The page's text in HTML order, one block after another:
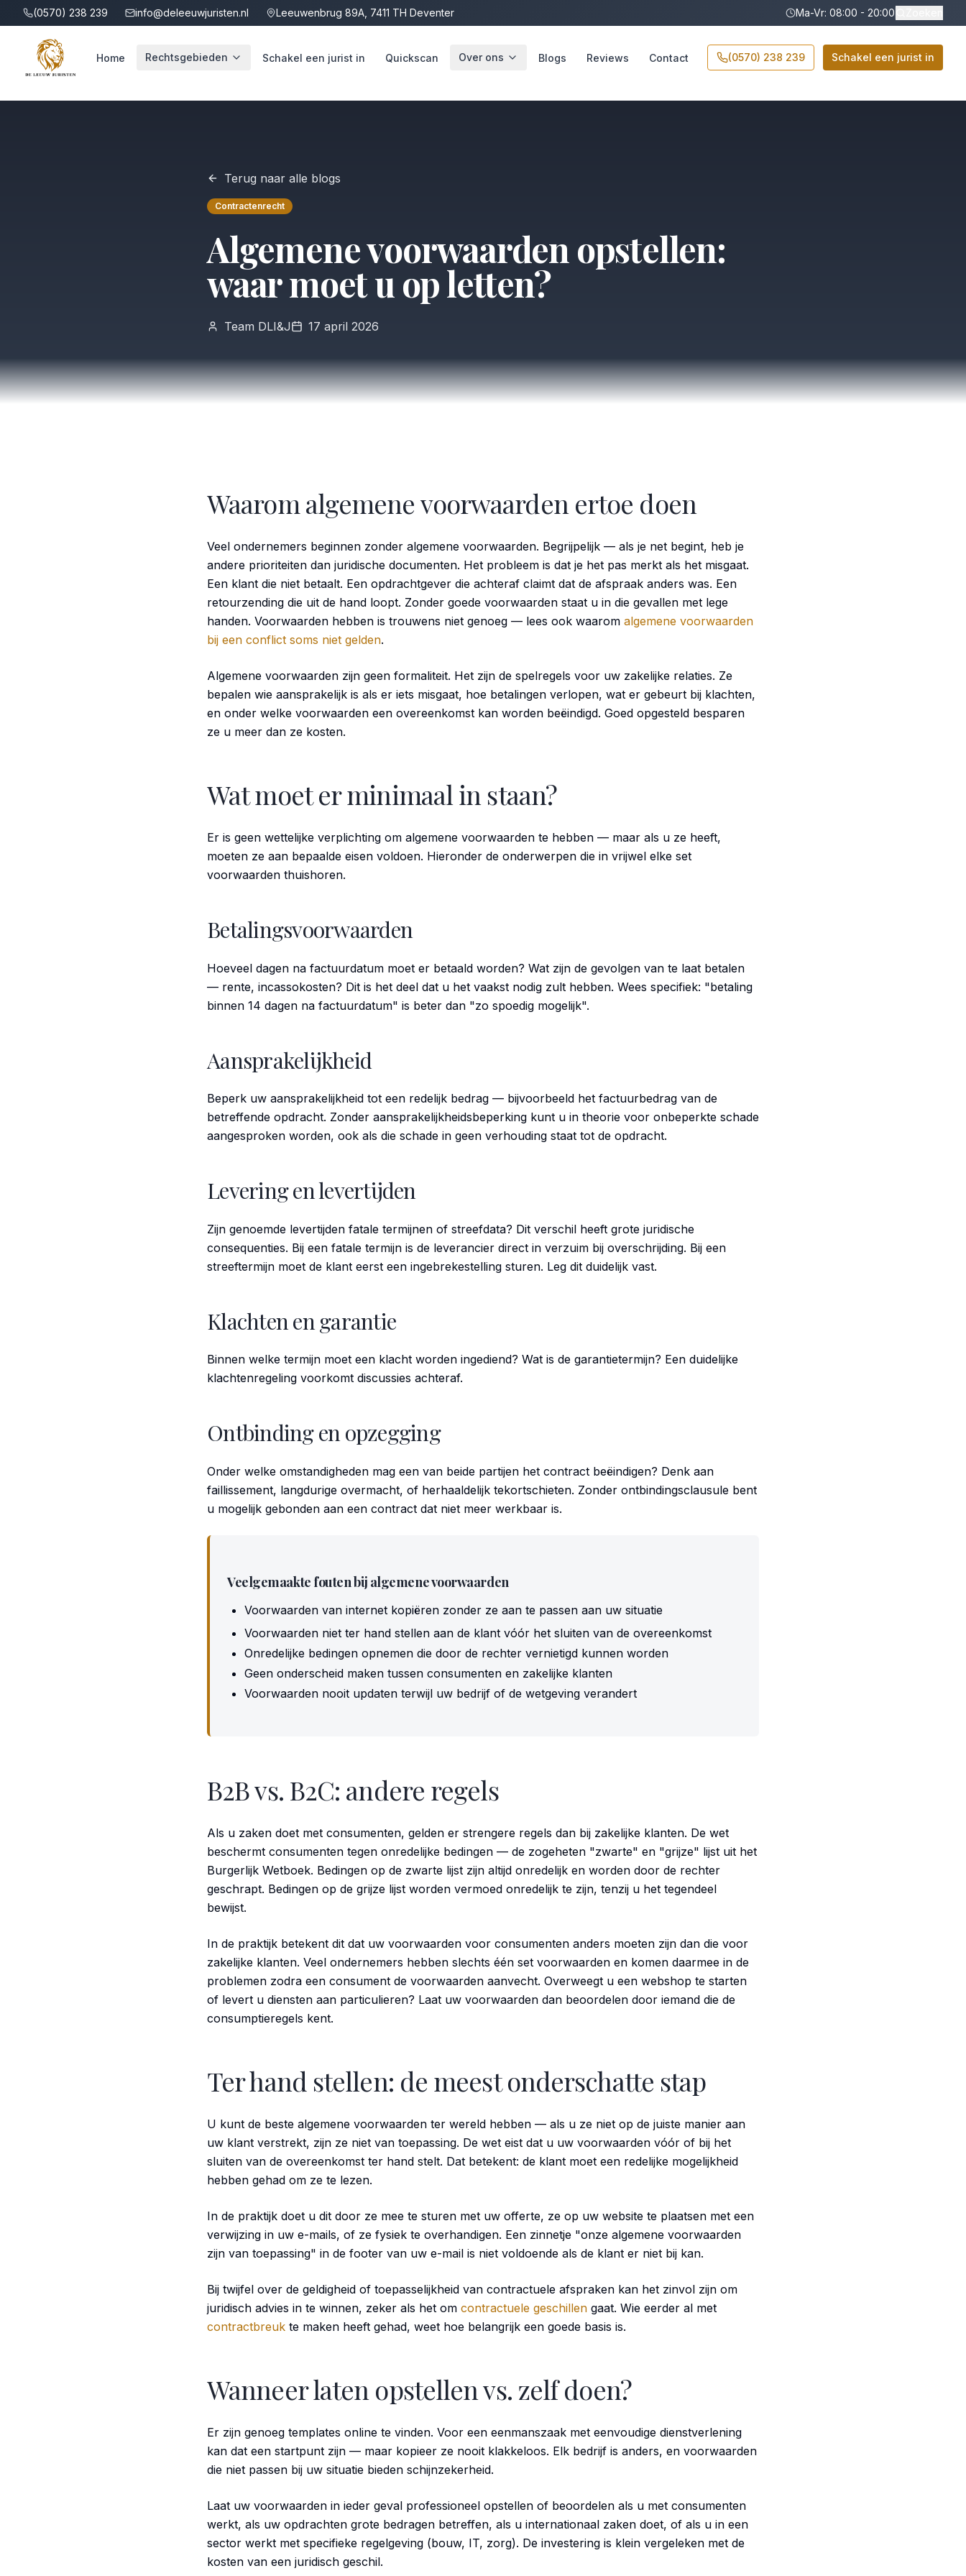
(0570) 238 239 info@deleeuwjuristen.nl Leeuwenbrug 89A, 7411 TH Deventer Ma-Vr: 08:00 - 20:00
Home Rechtsgebieden Schakel een jurist in Quickscan Over ons Blogs Reviews Contact (0570) 238 239 Schakel een jurist in
Terug naar alle blogs
Contractenrecht
Algemene voorwaarden opstellen:
waar moet u op letten?
Team DLI&J 17 april 2026
Waarom algemene voorwaarden ertoe doen
Veel ondernemers beginnen zonder algemene voorwaarden. Begrijpelijk — als je net begint, heb je
andere prioriteiten dan juridische documenten. Het probleem is dat je het pas merkt als het misgaat.
Een klant die niet betaalt. Een opdrachtgever die achteraf claimt dat de afspraak anders was. Een
retourzending die uit de hand loopt. Zonder goede voorwaarden staat u in die gevallen met lege
handen. Voorwaarden hebben is trouwens niet genoeg — lees ook waarom algemene voorwaarden
bij een conflict soms niet gelden.
Algemene voorwaarden zijn geen formaliteit. Het zijn de spelregels voor uw zakelijke relaties. Ze
bepalen wie aansprakelijk is als er iets misgaat, hoe betalingen verlopen, wat er gebeurt bij klachten,
en onder welke voorwaarden een overeenkomst kan worden beëindigd. Goed opgesteld besparen
ze u meer dan ze kosten.
Wat moet er minimaal in staan?
Er is geen wettelijke verplichting om algemene voorwaarden te hebben — maar als u ze heeft,
moeten ze aan bepaalde eisen voldoen. Hieronder de onderwerpen die in vrijwel elke set
voorwaarden thuishoren.
Betalingsvoorwaarden
Hoeveel dagen na factuurdatum moet er betaald worden? Wat zijn de gevolgen van te laat betalen
— rente, incassokosten? Dit is het deel dat u het vaakst nodig zult hebben. Wees specifiek: "betaling
binnen 14 dagen na factuurdatum" is beter dan "zo spoedig mogelijk".
Aansprakelijkheid
Beperk uw aansprakelijkheid tot een redelijk bedrag — bijvoorbeeld het factuurbedrag van de
betreffende opdracht. Zonder aansprakelijkheidsbeperking kunt u in theorie voor onbeperkte schade
aangesproken worden, ook als die schade in geen verhouding staat tot de opdracht.
Levering en levertijden
Zijn genoemde levertijden fatale termijnen of streefdata? Dit verschil heeft grote juridische
consequenties. Bij een fatale termijn is de leverancier direct in verzuim bij overschrijding. Bij een
streeftermijn moet de klant eerst een ingebrekestelling sturen. Leg dit duidelijk vast.
Klachten en garantie
Binnen welke termijn moet een klacht worden ingediend? Wat is de garantietermijn? Een duidelijke
klachtenregeling voorkomt discussies achteraf.
Ontbinding en opzegging
Onder welke omstandigheden mag een van beide partijen het contract beëindigen? Denk aan
faillissement, langdurige overmacht, of herhaaldelijk tekortschieten. Zonder ontbindingsclausule bent
u mogelijk gebonden aan een contract dat niet meer werkbaar is.
Veelgemaakte fouten bij algemene voorwaarden
Voorwaarden van internet kopiëren zonder ze aan te passen aan uw situatie
Voorwaarden niet ter hand stellen aan de klant vóór het sluiten van de overeenkomst
Onredelijke bedingen opnemen die door de rechter vernietigd kunnen worden
Geen onderscheid maken tussen consumenten en zakelijke klanten
Voorwaarden nooit updaten terwijl uw bedrijf of de wetgeving verandert
B2B vs. B2C: andere regels
Als u zaken doet met consumenten, gelden er strengere regels dan bij zakelijke klanten. De wet
beschermt consumenten tegen onredelijke bedingen — de zogeheten "zwarte" en "grijze" lijst uit het
Burgerlijk Wetboek. Bedingen op de zwarte lijst zijn altijd onredelijk en worden door de rechter
geschrapt. Bedingen op de grijze lijst worden vermoed onredelijk te zijn, tenzij u het tegendeel
bewijst.
In de praktijk betekent dit dat uw voorwaarden voor consumenten anders moeten zijn dan die voor
zakelijke klanten. Veel ondernemers hebben slechts één set voorwaarden en komen daarmee in de
problemen zodra een consument de voorwaarden aanvecht. Overweegt u een webshop te starten
of levert u diensten aan particulieren? Laat uw voorwaarden dan beoordelen door iemand die de
consumptieregels kent.
Ter hand stellen: de meest onderschatte stap
U kunt de beste algemene voorwaarden ter wereld hebben — als u ze niet op de juiste manier aan
uw klant verstrekt, zijn ze niet van toepassing. De wet eist dat u uw voorwaarden vóór of bij het
sluiten van de overeenkomst ter hand stelt. Dat betekent: de klant moet een redelijke mogelijkheid
hebben gehad om ze te lezen.
In de praktijk doet u dit door ze mee te sturen met uw offerte, ze op uw website te plaatsen met een
verwijzing in uw e-mails, of ze fysiek te overhandigen. Een zinnetje "onze algemene voorwaarden
zijn van toepassing" in de footer van uw e-mail is niet voldoende als de klant er niet bij kan.
Bij twijfel over de geldigheid of toepasselijkheid van contractuele afspraken kan het zinvol zijn om
juridisch advies in te winnen, zeker als het om contractuele geschillen gaat. Wie eerder al met
contractbreuk te maken heeft gehad, weet hoe belangrijk een goede basis is.
Wanneer laten opstellen vs. zelf doen?
Er zijn genoeg templates online te vinden. Voor een eenmanszaak met eenvoudige dienstverlening
kan dat een startpunt zijn — maar kopieer ze nooit klakkeloos. Elk bedrijf is anders, en voorwaarden
die niet passen bij uw situatie bieden schijnzekerheid.
Laat uw voorwaarden in ieder geval professioneel opstellen of beoordelen als u met consumenten
werkt, als uw opdrachten grote bedragen betreffen, als u internationaal zaken doet, of als u in een
sector werkt met specifieke regelgeving (bouw, IT, zorg). De investering is klein vergeleken met de
kosten van een juridisch geschil.